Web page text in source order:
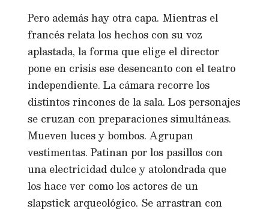
Pero además hay otra capa. Mientras el
francés relata los hechos con su voz
aplastada, la forma que elige el director
pone en crisis ese desencanto con el teatro
independiente. La cámara recorre los
distintos rincones de la sala. Los personajes
se cruzan con preparaciones simultáneas.
Mueven luces y bombos. Agrupan
vestimentas. Patinan por los pasillos con
una electricidad dulce y atolondrada que
los hace ver como los actores de un
slapstick arqueológico. Se arrastran con